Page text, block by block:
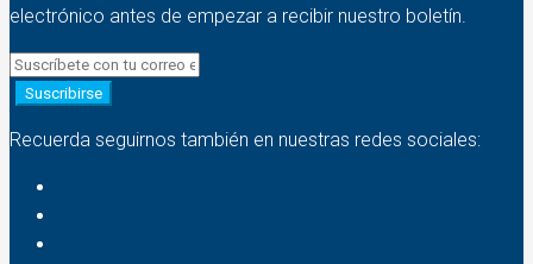
electrónico antes de empezar a recibir nuestro boletín.
Suscribirse
Recuerda seguirnos también en nuestras redes sociales: